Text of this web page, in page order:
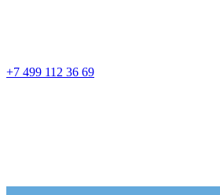
+7 499 112 36 69